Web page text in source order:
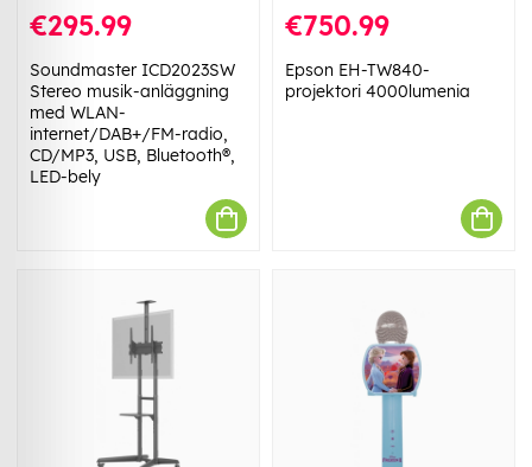
€295.99
Soundmaster ICD2023SW
Stereo musik-anläggning
med WLAN-
internet/DAB+/FM-radio,
CD/MP3, USB, Bluetooth®,
LED-bely
€750.99
Epson EH-TW840-
projektori 4000lumenia